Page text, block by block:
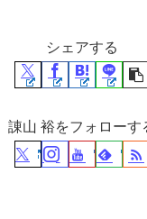
シェアする
諌山 裕をフォローす